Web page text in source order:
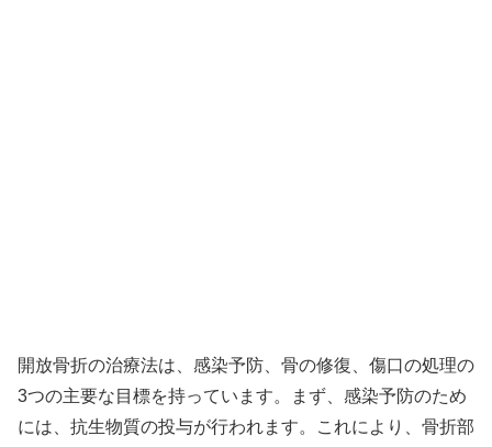
開放骨折の治療法は、感染予防、骨の修復、傷口の処理の
3つの主要な目標を持っています。まず、感染予防のため
には、抗生物質の投与が行われます。これにより、骨折部